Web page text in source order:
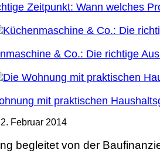
Zeitpunkt: Wann welches
& Co.: Die richtige
mit praktischen
2. Februar 2014
begleitet von der